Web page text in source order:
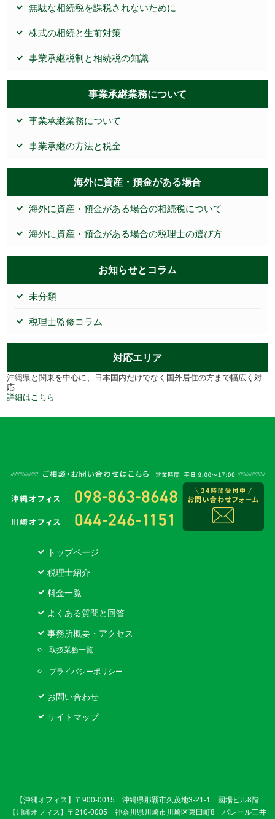
無駄な相続税を課税されないために
株式の相続と生前対策
事業承継税制と相続税の知識
事業承継業務について
事業承継業務について
事業承継の方法と税金
海外に資産・預金がある場合
海外に資産・預金がある場合の相続税について
海外に資産・預金がある場合の税理士の選び方
お知らせとコラム
未分類
税理士監修コラム
対応エリア
沖縄県と関東を中心に、日本国内だけでなく国外居住の方まで幅広く対
応
詳細はこちら
トップページ
税理士紹介
料金一覧
よくある質問と回答
事務所概要・アクセス
取扱業務一覧
プライバシーポリシー
お問い合わせ
サイトマップ
【沖縄オフィス】〒900-0015 沖縄県那覇市久茂地3-21-1 國場ビル8階
【川崎オフィス】〒210-0005 神奈川県川崎市川崎区東田町8 パレール三井